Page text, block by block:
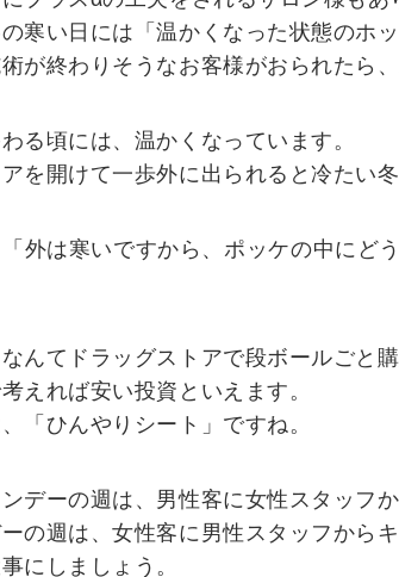
寒い日には「温かくなった状態のホ
が終わりそうなお客様がおられたら
る頃には、温かくなっています。
を開けて一歩外に出られると冷たい冬
外は寒いですから、ポッケの中にど
んてドラッグストアで段ボールごと
えれば安い投資といえます。
「ひんやりシート」ですね。
デーの週は、男性客に女性スタッフか
の週は、女性客に男性スタッフからキ
にしましょう。